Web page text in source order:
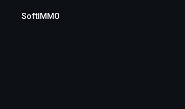
SoftIMMO